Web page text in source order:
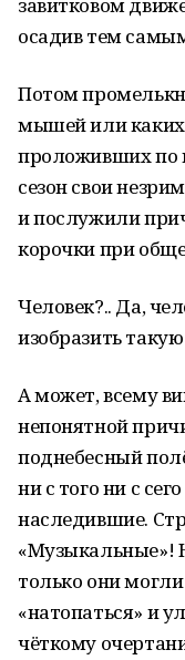
осадив тем
Потом
мышей или
проложивших по
сезон свои
и послужили
корочки при
Человек?.. Да,
изобразить
А может, всему
непонятной
поднебесный
ни с того ни с
наследившие.
«Музыкальные»!
только они
«натопаться» и
чёткому